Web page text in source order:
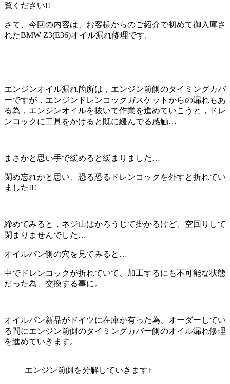
覧ください!!
さて、今回の内容は、お客様からのご紹介で初めて御入庫さ
れたBMW Z3(E36)オイル漏れ修理です。
エンジンオイル漏れ箇所は，エンジン前側のタイミングカバ
ーですが，エンジンドレンコックガスケットからの漏れもあ
る為，エンジンオイルを抜いて作業を進めていこうと，ドレ
ンコックに工具をかけると既に緩んでる感触…
まさかと思い手で緩めると緩まりました…
閉め忘れかと思い、恐る恐るドレンコックを外すと折れてい
ました!!!
締めてみると，ネジ山はかろうじて掛かるけど、空回りして
閉まりませんでした…
オイルパン側の穴を見てみると…
中でドレンコックが折れていて、加工するにも不可能な状態
だった為、交換する事に。
オイルパン新品がドイツに在庫が有った為、オーダーしてい
る間にエンジン前側のタイミングカバー側のオイル漏れ修理
を進めていきます。
エンジン前側を分解していきます↑